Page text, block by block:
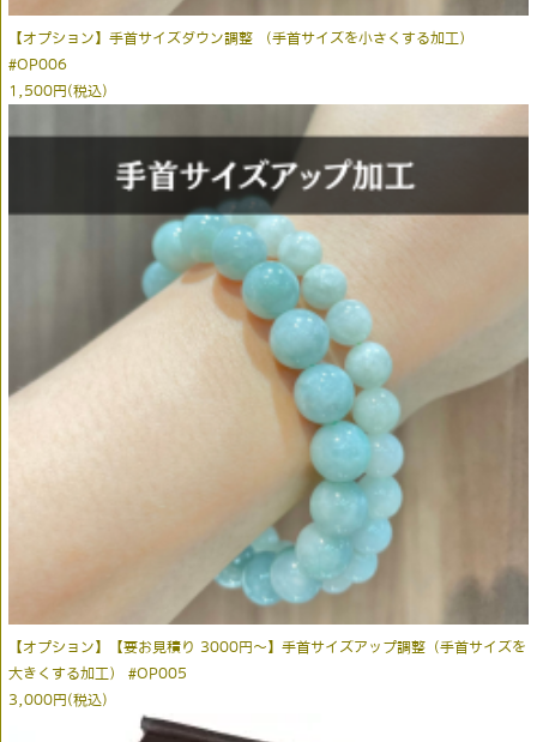
【オプション】手首サイズダウン調整 （手首サイズを小さくする加工）
#OP006
1,500円(税込)
【オプション】【要お見積り 3000円～】手首サイズアップ調整（手首サイズを
大きくする加工） #OP005
3,000円(税込)